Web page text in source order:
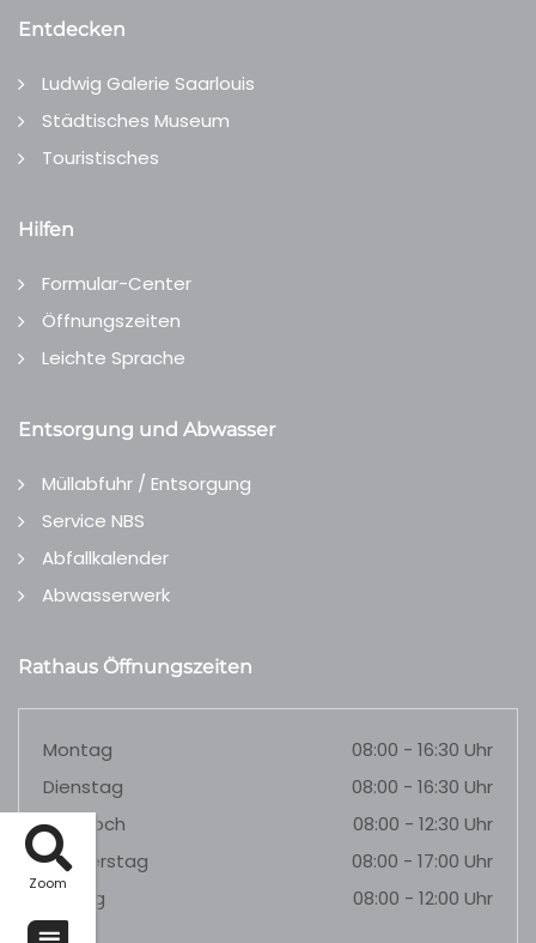
Zoom
Entdecken
Ludwig Galerie Saarlouis
Städtisches Museum
Touristisches
Hilfen
Formular-Center
Öffnungszeiten
Leichte Sprache
Entsorgung und Abwasser
Müllabfuhr / Entsorgung
Service NBS
Abfallkalender
Abwasserwerk
Rathaus Öffnungszeiten
Montag
08:00 - 16:30 Uhr
Dienstag
08:00 - 16:30 Uhr
Mittwoch
08:00 - 12:30 Uhr
Donnerstag
08:00 - 17:00 Uhr
Freitag
08:00 - 12:00 Uhr